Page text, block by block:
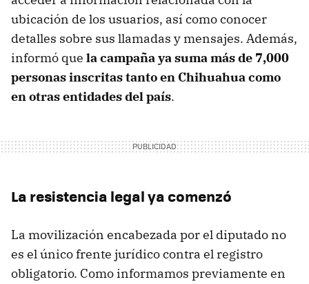
ubicación de los usuarios, así como conocer
detalles sobre sus llamadas y mensajes. Además,
informó que la campaña ya suma más de 7,000
personas inscritas tanto en Chihuahua como
en otras entidades del país.
La resistencia legal ya comenzó
La movilización encabezada por el diputado no
es el único frente jurídico contra el registro
obligatorio. Como informamos previamente en